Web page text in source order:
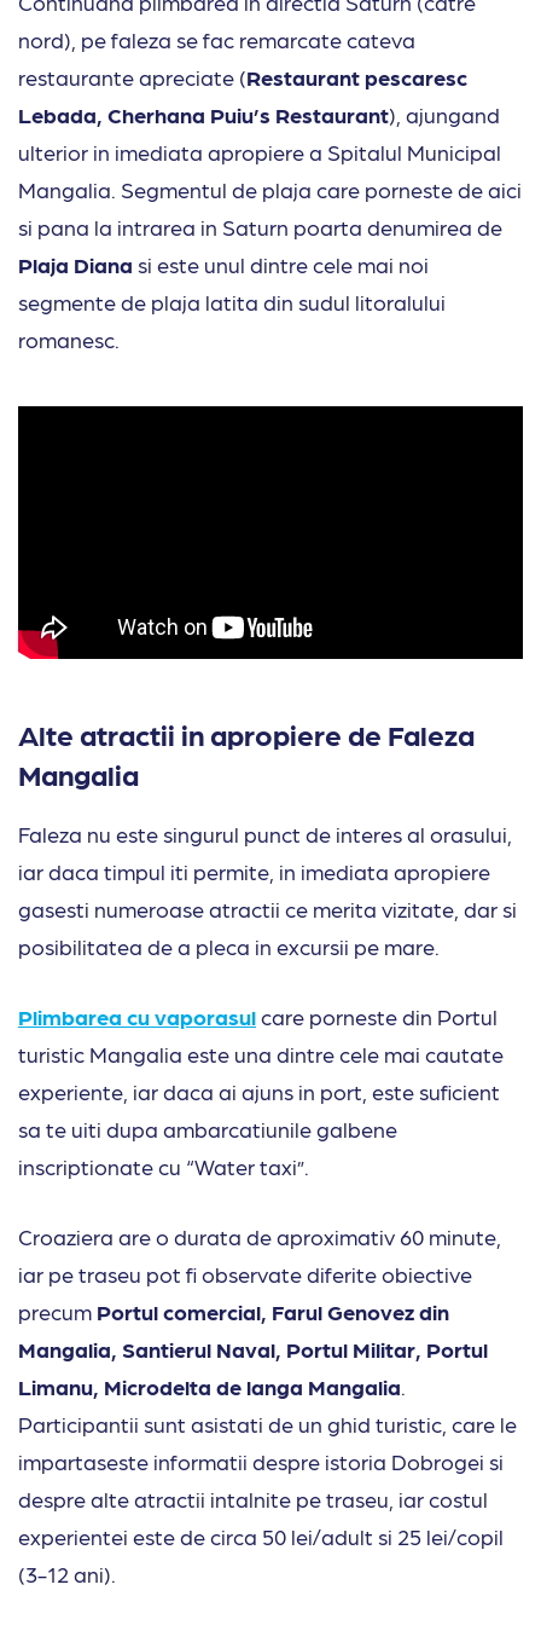
nord), pe faleza se fac remarcate cateva
restaurante apreciate (Restaurant pescaresc
Lebada, Cherhana Puiu’s Restaurant), ajungand
ulterior in imediata apropiere a Spitalul Municipal
Mangalia. Segmentul de plaja care porneste de aici
si pana la intrarea in Saturn poarta denumirea de
Plaja Diana si este unul dintre cele mai noi
segmente de plaja latita din sudul litoralului
romanesc.
Alte atractii in apropiere de Faleza
Mangalia
Faleza nu este singurul punct de interes al orasului,
iar daca timpul iti permite, in imediata apropiere
gasesti numeroase atractii ce merita vizitate, dar si
posibilitatea de a pleca in excursii pe mare.
Plimbarea cu vaporasulcare porneste din Portul
turistic Mangalia este una dintre cele mai cautate
experiente, iar daca ai ajuns in port, este suficient
sa te uiti dupa ambarcatiunile galbene
inscriptionate cu “Water taxi”.
Croaziera are o durata de aproximativ 60 minute,
iar pe traseu pot fi observate diferite obiective
precum Portul comercial, Farul Genovez din
Mangalia, Santierul Naval, Portul Militar, Portul
Limanu, Microdelta de langa Mangalia
Participantii sunt asistati de un ghid turistic, care le
impartaseste informatii despre istoria Dobrogei si
despre alte atractii intalnite pe traseu, iar costul
experientei este de circa 50 lei/adult si 25 lei/copil
(3-12 ani).